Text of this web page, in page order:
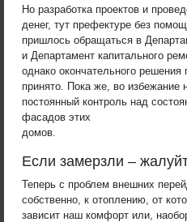
Но разработка проектов и
денег, тут префектуре без
пришлось обращаться в
и Департамент капитального
однако окончательного
принято. Пока же, во избежание
постоянный контроль над
фасадов этих
домов.
Если замерзли –
Теперь с проблем внешних
собственно, к отоплению, от
зависит наш комфорт или,